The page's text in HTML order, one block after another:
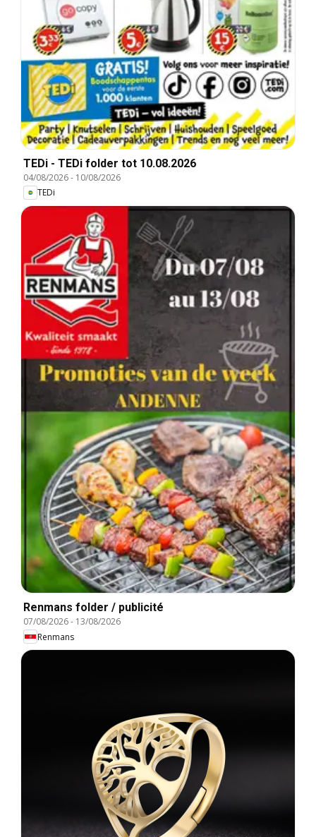
TEDi - TEDi folder tot 10.08.2026
04/08/2026- 10/08/2026
TEDi
Renmans folder / publicité
07/08/2026- 13/08/2026
Renmans